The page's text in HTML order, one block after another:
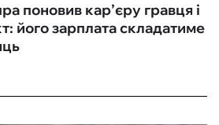
поновив кар’єру гравця і
його зарплата складатиме